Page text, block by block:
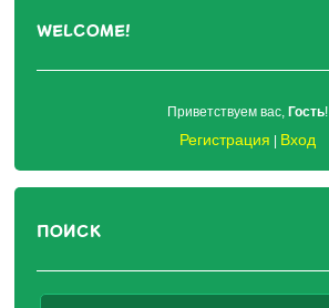
WELCOME!
Приветствуем вас, Гость!
Регистрация Вход
ПОИСК